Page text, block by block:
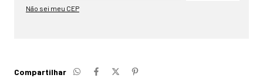
Não sei meu CEP
Compartilhar